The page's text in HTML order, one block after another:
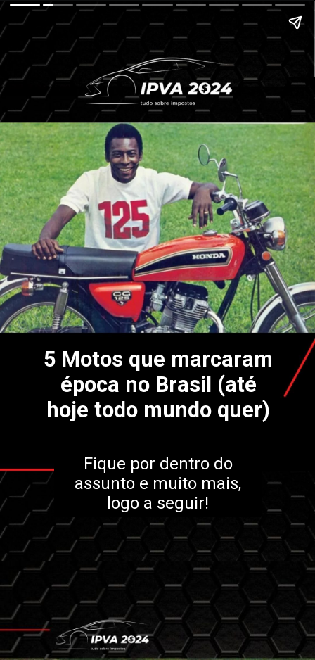
5 Motos que marcaram
época no Brasil (até
hoje todo mundo quer)
Fique por dentro do
assunto e muito mais,
logo a seguir!